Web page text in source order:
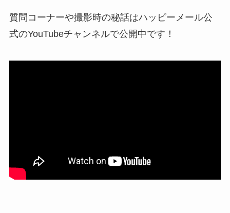
質問コーナーや撮影時の秘話はハッピーメール公
式のYouTubeチャンネルで公開中です！